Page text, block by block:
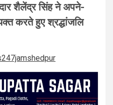
शैलेंद्र सिंह ने अपने-
करते हुए श्रद्धांजलि